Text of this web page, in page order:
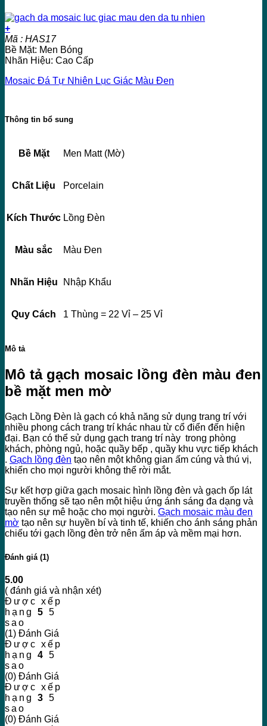
+
Mã : HAS17
Bề Mặt: Men Bóng
Nhãn Hiệu: Cao Cấp
Mosaic Đá Tự Nhiên Lục Giác Màu Đen
Thông tin bổ sung
Bề Mặt Men Matt (Mờ)
Chất Liệu Porcelain
Kích Thước Lồng Đèn
Màu sắc Màu Đen
Nhãn Hiệu Nhập Khẩu
Quy Cách 1 Thùng = 22 Vỉ – 25 Vỉ
Mô tả
Mô tả gạch mosaic lồng đèn màu đen
bề mặt men mờ
Gạch Lồng Đèn là gạch có khả năng sử dụng trang trí với
nhiều phong cách trang trí khác nhau từ cổ điển đến hiện
đại. Bạn có thể sử dụng gạch trang trí này trong phòng
khách, phòng ngủ, hoặc quầy bếp , quầy khu vực tiếp khách
. Gạch lồng đèn tạo nên một không gian ấm cúng và thú vị,
khiến cho mọi người không thể rời mắt.
Sự kết hợp giữa gạch mosaic hình lồng đèn và gạch ốp lát
truyền thống sẽ tạo nên một hiệu ứng ánh sáng đa dạng và
tạo nên sự mê hoặc cho mọi người. Gạch mosaic màu đen
mờ tạo nên sự huyền bí và tinh tế, khiến cho ánh sáng phản
chiếu tới gạch lồng đèn trở nên ấm áp và mềm mại hơn.
Đánh giá (1)
5.00
( đánh giá và nhận xét)
Được xếp
hạng 5 5
sao
(1) Đánh Giá
Được xếp
hạng 4 5
sao
(0) Đánh Giá
Được xếp
hạng 3 5
sao
(0) Đánh Giá